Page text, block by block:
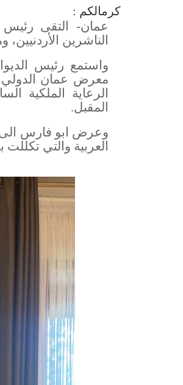
كرمالكم :
عمان- التقى رئيس
الناشرين
واستمع رئيس
معرض عمان الدولي
المقبل.
وعرض ابو فارس الى
العربية والتي